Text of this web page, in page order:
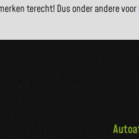
terecht! Dus onder andere voor